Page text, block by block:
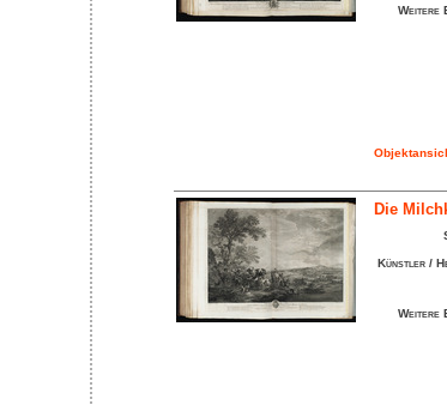
Weitere
Die
Künstler /
Weitere